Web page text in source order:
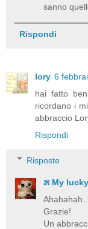
sanno
Rispondi
lory 6
hai fatto
ricordano i
abbraccio
Rispondi
Risposte
೫ My
Grazie!
Un